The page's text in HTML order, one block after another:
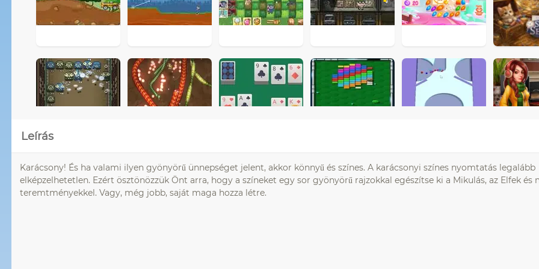
Leírás
Karácsony! És ha valami ilyen gyönyörű ünnepséget jelent, akkor könnyű és színes. A karácsonyi színes nyomtatás legalább
elképzelhetetlen. Ezért ösztönözzük Önt arra, hogy a színeket egy sor gyönyörű rajzokkal egészítse ki a Mikulás, az Elfek és
teremtményekkel. Vagy, még jobb, saját maga hozza létre.